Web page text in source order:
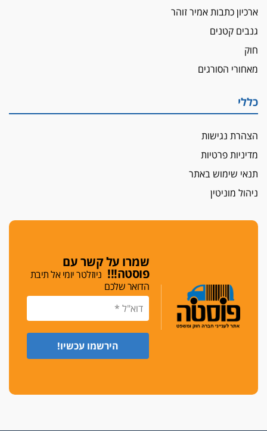
ארכיון כתבות אמיר זוהר
גנבים קטנים
חוק
מאחורי הסורגים
כללי
הצהרת נגישות
מדיניות פרטיות
תנאי שימוש באתר
ניהול מוניטין
שמרו על קשר עם
פוסטה!!! ניוזלטר יומי אל תיבת
הדואר שלכם